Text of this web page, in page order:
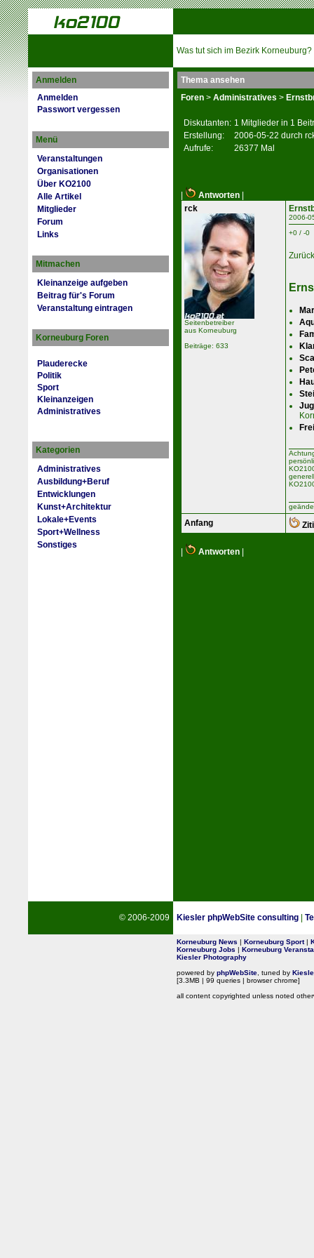
Was tut sich im Bezirk Korneuburg?
Anmelden
Anmelden
Passwort vergessen
Menü
Veranstaltungen
Organisationen
Über KO2100
Alle Artikel
Mitglieder
Forum
Links
Mitmachen
Kleinanzeige aufgeben
Beitrag für's Forum
Veranstaltung eintragen
Korneuburg Foren
Plauderecke
Politik
Sport
Kleinanzeigen
Administratives
Kategorien
Administratives
Ausbildung+Beruf
Entwicklungen
Kunst+Architektur
Lokale+Events
Sport+Wellness
Sonstiges
Thema ansehen
Foren > Administratives >
Diskutanten: 1 Mitglieder in 1
Erstellung:
2006-05-22 durch
Aufrufe:
26377 Mal
Antworten
rck
Seitenbetreiber
aus Korneuburg
Beiträge: 633
2006-
+0 / -0
Anfang
Antworten
© 2006-2009 Kiesler phpWebSite consulting
Korneuburg News | Korneuburg Sport|
Korneuburg Jobs | Korneuburg
Kiesler Photography
powered by phpWebSite , tuned by
[3.3MB | 99 queries | browser chrome]
all content copyrighted unless noted